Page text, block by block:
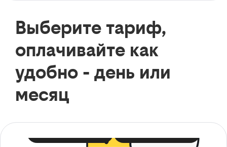
Выберите тариф,
оплачивайте как
удобно - день или
месяц